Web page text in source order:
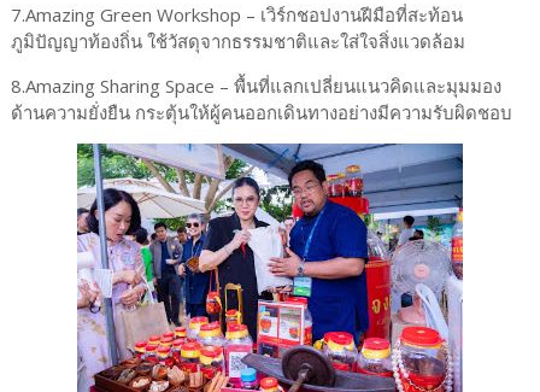
7.Amazing Green Workshop – เวิร์กชอปงานฝีมือที่สะท้อน
ภูมิปัญญาท้องถิ่น ใช้วัสดุจากธรรมชาติและใส่ใจสิ่งแวดล้อม
8.Amazing Sharing Space – พื้นที่แลกเปลี่ยนแนวคิดและมุมมอง
ด้านความยั่งยืน กระตุ้นให้ผู้คนออกเดินทางอย่างมีความรับผิดชอบ